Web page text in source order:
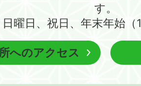
す。
日曜日、祝日、年末年始
へのアクセス